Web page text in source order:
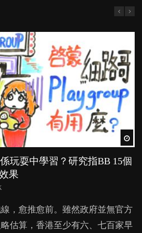
玩耍中學習？研究指BB 15個
果
，愈推愈前。雖然政府並無官方
估算，香港至少有六、七百家早
刺激幼兒自發學習取代獎勵
tools of the mind 課程，學生以遊
力和自制能力亦明顯比其他小朋
對BB的影響
嚴重的甚至會有自殺，或傷害小
爸爸患上產後抑鬱往往難以察
｜全職媽媽與在職媽媽的壓
有一刻掙扎過：究竟全職好，還
家庭都有自己的獨特狀況和考慮
口，父母該制止還是放手？
個就很難戒，但原來一刀切阻止
時會影響孩子的身心發展？...